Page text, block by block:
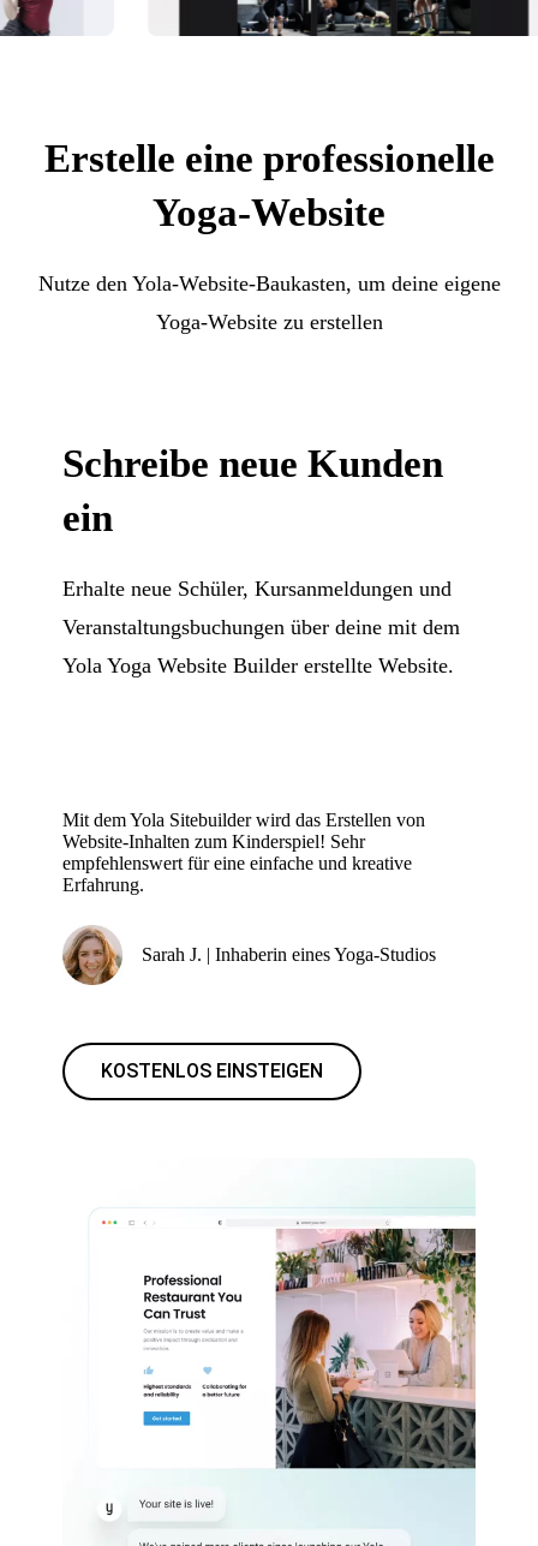
Erstelle eine professionelle
Yoga-Website
Nutze den Yola-Website-Baukasten, um deine eigene
Yoga-Website zu erstellen
Schreibe neue Kunden
ein
Erhalte neue Schüler, Kursanmeldungen und
Veranstaltungsbuchungen über deine mit dem
Yola Yoga Website Builder erstellte Website.
Mit dem Yola Sitebuilder wird das Erstellen von
Website-Inhalten zum Kinderspiel! Sehr
empfehlenswert für eine einfache und kreative
Erfahrung.
Sarah J. | Inhaberin eines Yoga-Studios
KOSTENLOS EINSTEIGEN